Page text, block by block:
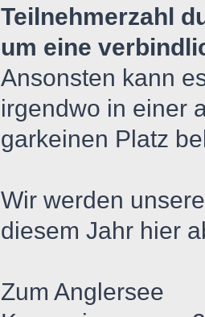
Teilnehmerzahl
um eine
Ansonsten kann
irgendwo in einer
garkeinen Platz
Wir werden
diesem Jahr hier
Zum Anglersee